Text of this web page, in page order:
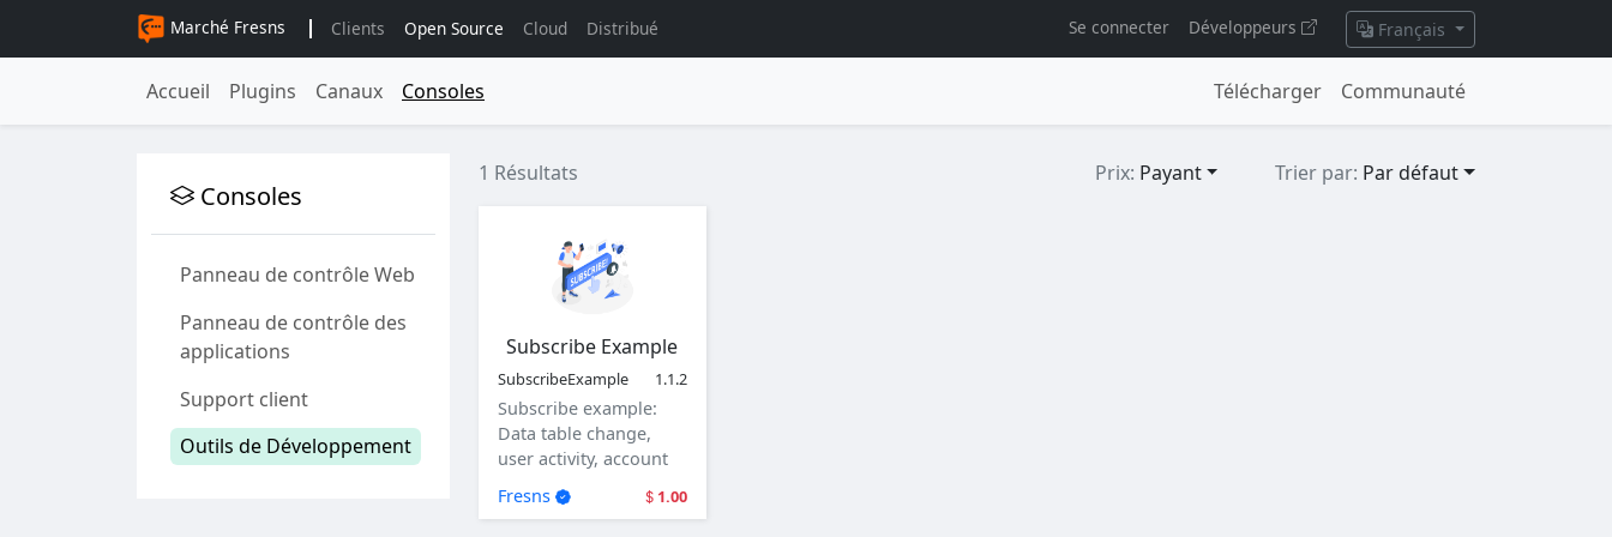
Marché Fresns Clients Open Source Cloud Distribué Se connecter Développeurs Français
Accueil Plugins Canaux Consoles Télécharger Communauté
Consoles
Panneau de contrôle Web
Panneau de contrôle des
applications
Support client
Outils de Développement
1 Résultats Prix: Payant Trier par: Par défaut
Subscribe Example
SubscribeExample 1.1.2
Subscribe example:
Data table change,
user activity, account
and user login.
Fresns 1.00